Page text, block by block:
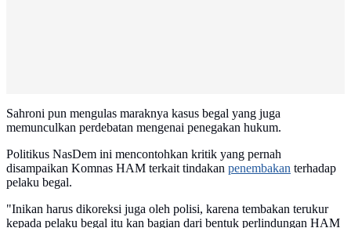
Sahroni pun mengulas maraknya kasus begal yang juga
memunculkan perdebatan mengenai penegakan hukum.
Politikus NasDem ini mencontohkan kritik yang pernah
disampaikan Komnas HAM terkait tindakan penembakan terhadap
pelaku begal.
"Inikan harus dikoreksi juga oleh polisi, karena tembakan terukur
kepada pelaku begal itu kan bagian dari bentuk perlindungan HAM